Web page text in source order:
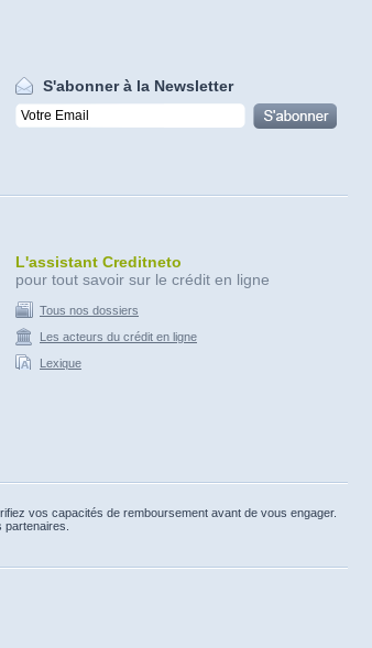
S'abonner à la Newsletter
L'assistant Creditneto
pour tout savoir sur le crédit en ligne
Tous nos dossiers
Les acteurs du crédit en ligne
Lexique
vos capacités de remboursement avant de vous engager.